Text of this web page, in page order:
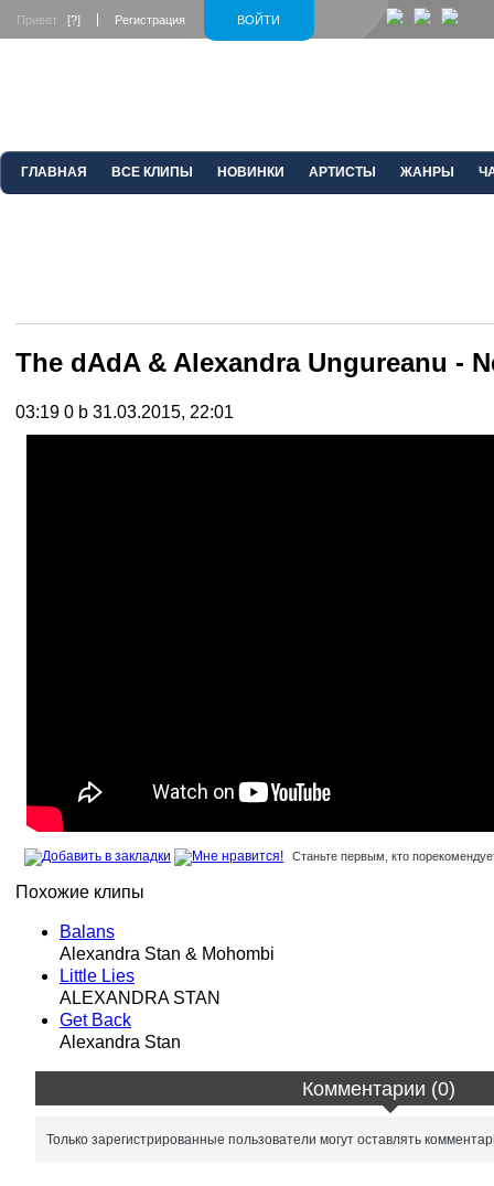
ВОЙТИ
Привет [?] Регистрация
ГЛАВНАЯ ВСЕ КЛИПЫ НОВИНКИ АРТИСТЫ ЖАНРЫ
The dAdA & Alexandra Ungureanu -
03:19 0 b 31.03.2015, 22:01
Станьте первым, кто
Похожие клипы
Balans
Alexandra Stan & Mohombi
Little Lies
ALEXANDRA STAN
Get Back
Alexandra Stan
Комментарии (0)
Только зарегистрированные пользователи могут оставлять